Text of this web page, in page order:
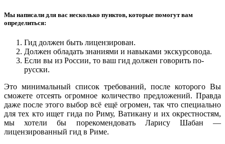
Мы написали для вас несколько пунктов, которые помогут вам
определиться:
Гид должен быть лицензирован.
Должен обладать знаниями и навыками экскурсовода.
Если вы из России, то ваш гид должен говорить по-
русски.
Это минимальный список требований, после которого Вы
сможете отсеять огромное количество предложений. Правда
даже после этого выбор всё ещё огромен, так что специально
для тех кто ищет гида по Риму, Ватикану и их окрестностям,
мы хотели бы порекомендовать Ларису Шабан —
лицензированный гид в Риме.